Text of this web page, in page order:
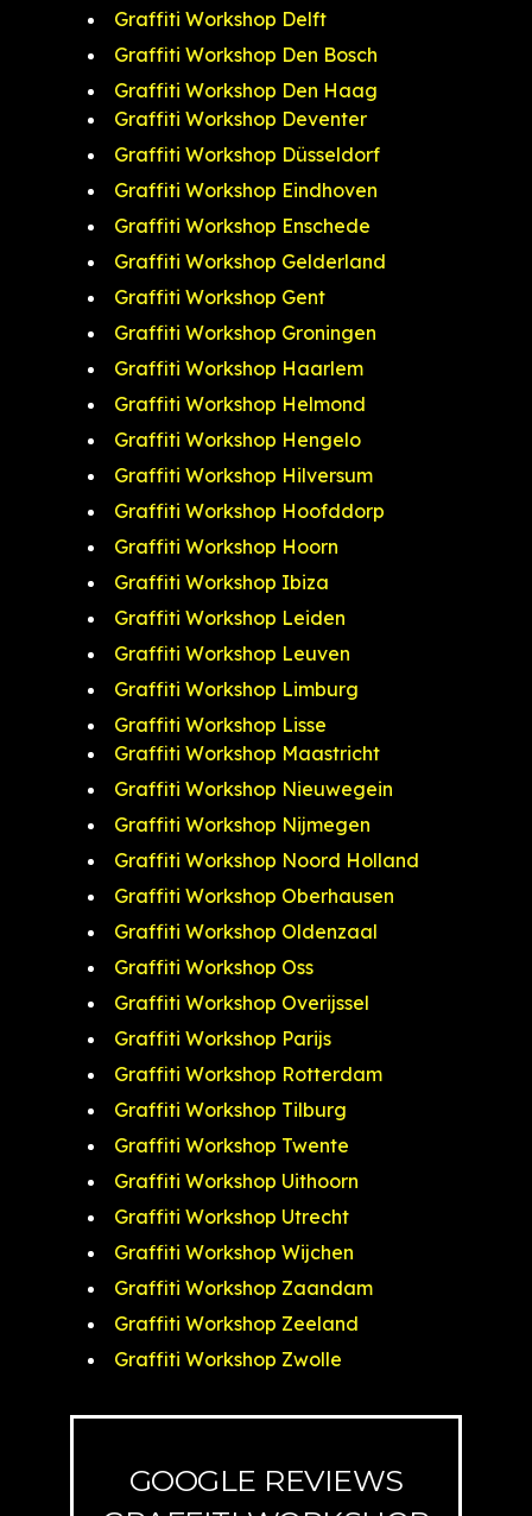
Graffiti Workshop Delft
Graffiti Workshop Den Bosch
Graffiti Workshop Den Haag
Graffiti Workshop Deventer
Graffiti Workshop Düsseldorf
Graffiti Workshop Eindhoven
Graffiti Workshop Enschede
Graffiti Workshop Gelderland
Graffiti Workshop Gent
Graffiti Workshop Groningen
Graffiti Workshop Haarlem
Graffiti Workshop Helmond
Graffiti Workshop Hengelo
Graffiti Workshop Hilversum
Graffiti Workshop Hoofddorp
Graffiti Workshop Hoorn
Graffiti Workshop Ibiza
Graffiti Workshop Leiden
Graffiti Workshop Leuven
Graffiti Workshop Limburg
Graffiti Workshop Lisse
Graffiti Workshop Maastricht
Graffiti Workshop Nieuwegein
Graffiti Workshop Nijmegen
Graffiti Workshop Noord Holland
Graffiti Workshop Oberhausen
Graffiti Workshop Oldenzaal
Graffiti Workshop Oss
Graffiti Workshop Overijssel
Graffiti Workshop Parijs
Graffiti Workshop Rotterdam
Graffiti Workshop Tilburg
Graffiti Workshop Twente
Graffiti Workshop Uithoorn
Graffiti Workshop Utrecht
Graffiti Workshop Wijchen
Graffiti Workshop Zaandam
Graffiti Workshop Zeeland
Graffiti Workshop Zwolle
GOOGLE REVIEWS